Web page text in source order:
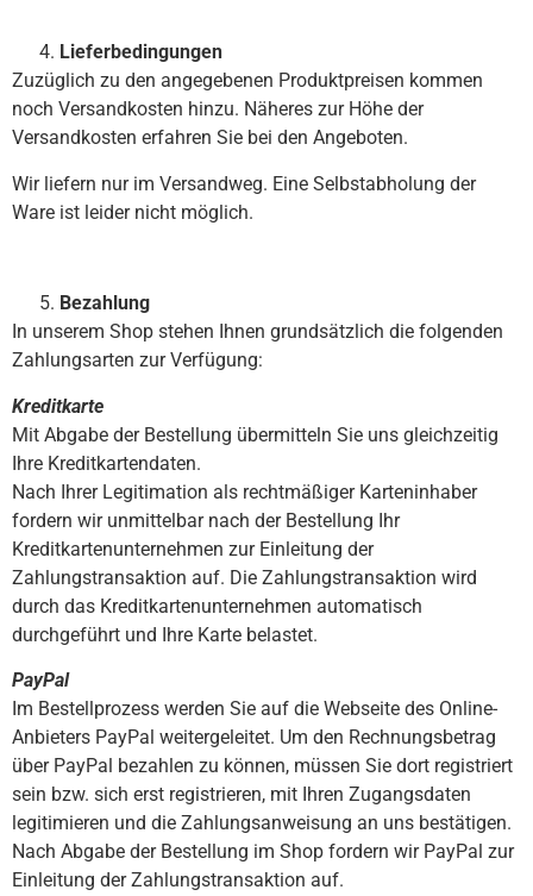
Lieferbedingungen
Zuzüglich zu den angegebenen Produktpreisen kommen
noch Versandkosten hinzu. Näheres zur Höhe der
Versandkosten erfahren Sie bei den Angeboten.
Wir liefern nur im Versandweg. Eine Selbstabholung der
Ware ist leider nicht möglich.
Bezahlung
In unserem Shop stehen Ihnen grundsätzlich die folgenden
Zahlungsarten zur Verfügung:
Kreditkarte
Mit Abgabe der Bestellung übermitteln Sie uns gleichzeitig
Ihre Kreditkartendaten.
Nach Ihrer Legitimation als rechtmäßiger Karteninhaber
fordern wir unmittelbar nach der Bestellung Ihr
Kreditkartenunternehmen zur Einleitung der
Zahlungstransaktion auf. Die Zahlungstransaktion wird
durch das Kreditkartenunternehmen automatisch
durchgeführt und Ihre Karte belastet.
PayPal
Im Bestellprozess werden Sie auf die Webseite des Online-
Anbieters PayPal weitergeleitet. Um den Rechnungsbetrag
über PayPal bezahlen zu können, müssen Sie dort registriert
sein bzw. sich erst registrieren, mit Ihren Zugangsdaten
legitimieren und die Zahlungsanweisung an uns bestätigen.
Nach Abgabe der Bestellung im Shop fordern wir PayPal zur
Einleitung der Zahlungstransaktion auf.